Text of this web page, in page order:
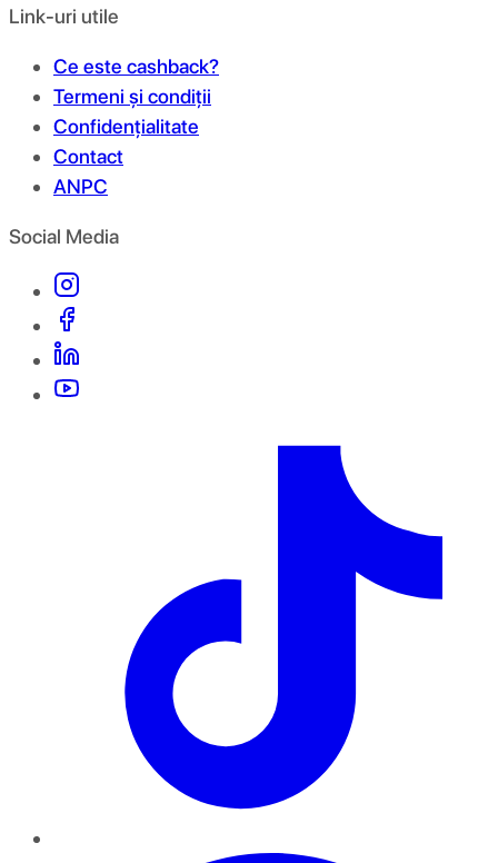
Link-uri utile
Ce este cashback?
Termeni și condiții
Confidențialitate
Contact
ANPC
Social Media